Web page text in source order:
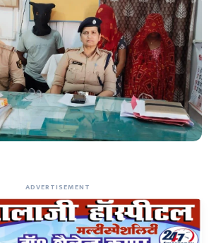
ADVERTISEMENT